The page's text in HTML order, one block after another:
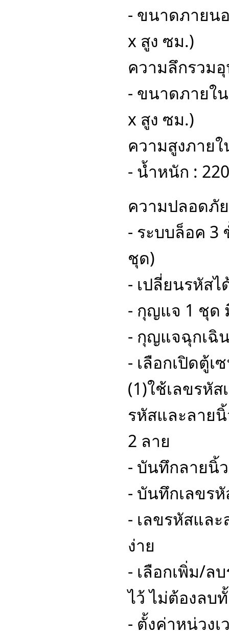
- ขนาดภายน
x สูง ซม.)
ความลึกรวม
- ขนาดภายใน
x สูง ซม.)
ความสูงภาย
- น้ำหนัก :
ความปลอดภัย
- ระบบล็อค
ชุด)
- เปลี่ยนรหัส
- กุญแจ 1 ชุด
- กุญแจฉุกเฉิ
- เลือกเปิดตู้เ
(1)ใช้เลขรหั
รหัสและลาย
2 ลาย
- บันทึกลายนิ้
- บันทึกเลขร
- เลขรหัสแล
ง่าย
- เลือกเพิ่ม/
ไว้ ไม่ต้องลบ
- ตั้งค่าหน่วง